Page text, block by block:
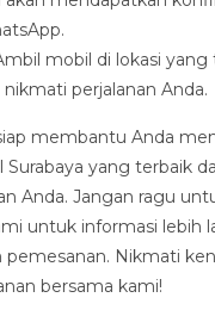
mobil di lokasi yang
perjalanan Anda.
membantu Anda
Surabaya yang terbaik
Anda. Jangan ragu
untuk informasi lebih
Nikmati
bersama kami!